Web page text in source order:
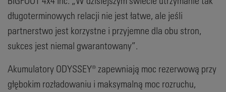
długoterminowych relacji nie jest łatwe, ale jeśli
partnerstwo jest korzystne i przyjemne dla obu stron,
sukces jest niemal gwarantowany”.
Akumulatory ODYSSEY® zapewniają moc rezerwową przy
głębokim rozładowaniu i maksymalną moc rozruchu,